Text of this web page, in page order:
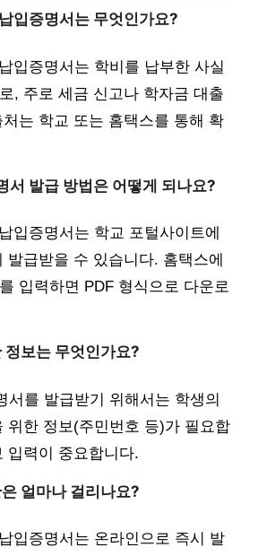
입증명서는 무엇인가요?
입증명서는 학비를 납부한 사실
, 주로 세금 신고나 학자금 대출
는 학교 또는 홈택스를 통해 확
서 발급 방법은 어떻게 되나요?
입증명서는 학교 포털사이트에
발급받을 수 있습니다. 홈택스에
입력하면 PDF 형식으로 다운로
정보는 무엇인가요?
서를 발급받기 위해서는 학생의
위한 정보(주민번호 등)가 필요합
입력이 중요합니다.
얼마나 걸리나요?
입증명서는 온라인으로 즉시 발